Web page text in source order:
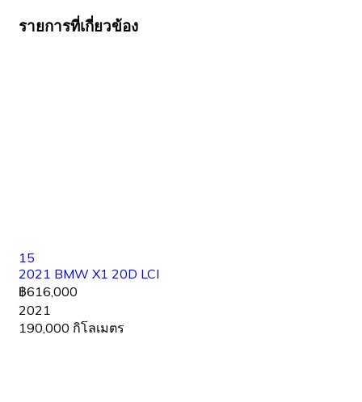
รายการที่เกี่ยวข้อง
15
2021 BMW X1 20D LCI
฿616,000
2021
190,000 กิโลเมตร